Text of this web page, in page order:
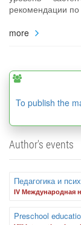
рекомендации
more
To publish the
Author's events
Педагогика и
IV Международная
Preschool